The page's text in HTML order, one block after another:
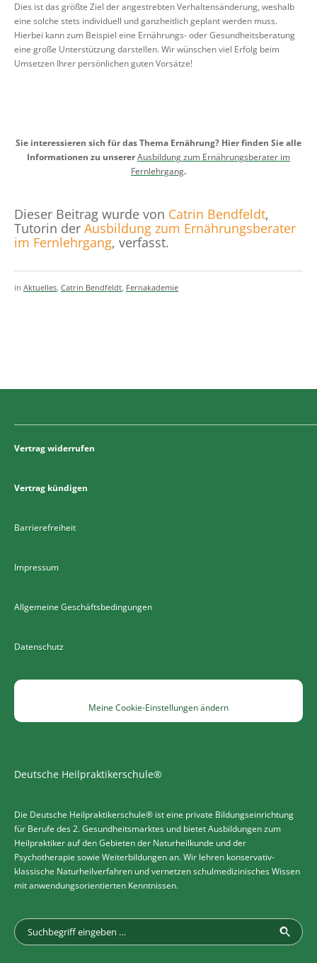
Dies ist das größte Ziel der angestrebten Verhaltensänderung, weshalb
eine solche stets individuell und ganzheitlich geplant werden muss.
Hierbei kann zum Beispiel eine Ernährungs- oder Gesundheitsberatung
eine große Unterstützung darstellen. Wir wünschen viel Erfolg beim
Umsetzen Ihrer persönlichen guten Vorsätze!
Sie interessieren sich für das Thema Ernährung? Hier finden Sie alle
Informationen zu unsererAusbildung zum Ernährungsberater im
Fernlehrgang.
Dieser Beitrag wurde von Catrin Bendfeldt,
Tutorin der Ausbildung zum Ernährungsberater
im Fernlehrgang, verfasst.
in Aktuelles Catrin Bendfeldt Fernakademie
Vertrag widerrufen
Vertrag kündigen
Barrierefreiheit
Impressum
Allgemeine Geschäftsbedingungen
Datenschutz
Meine Cookie-Einstellungen ändern
Deutsche Heilpraktikerschule®
Die Deutsche Heilpraktikerschule® ist eine private Bildungseinrichtung
für Berufe des 2. Gesundheitsmarktes und bietet Ausbildungen zum
Heilpraktiker auf den Gebieten der Naturheilkunde und der
Psychotherapie sowie Weiterbildungen an. Wir lehren konservativ-
klassische Naturheilverfahren und vernetzen schulmedizinisches Wissen
mit anwendungsorientierten Kenntnissen.